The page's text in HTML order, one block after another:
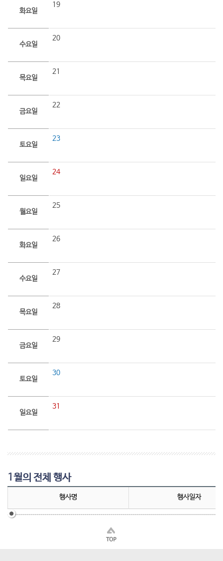
화요일
19
수요일
20
목요일
21
금요일
22
토요일
23
일요일
24
월요일
25
화요일
26
수요일
27
목요일
28
금요일
29
토요일
30
일요일
31
1월의 전체 행사
행사명 행사일자